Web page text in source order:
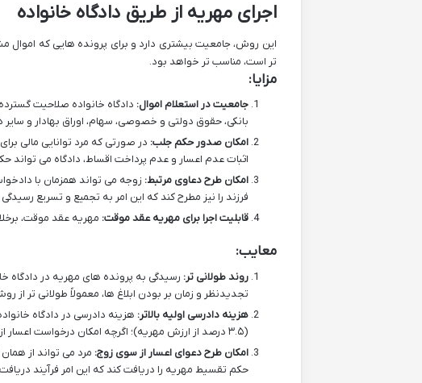
اجرای مهریه از طریق دادگاه خانواده
این روش، جامعیت بیشتری دارد و برای پرونده هایی که
تر است، مناسب تر خواهد بود.
مزایا:
جامعیت در استعلام اموال: دادگاه خانواده صلاحیت
بانکی، حقوق دولتی و خصوصی، سهام، اوراق بهادار و سایر
امکان صدور حکم جلب: در صورتی که مرد توانایی مالی
اثبات عدم اعسار و عدم پرداخت اقساط، دادگاه می تواند
امکان طرح دعاوی مرتبط: زوجه می تواند همزمان با
فرزند را نیز مطرح کند که این امر به تجمیع و تسریع
قابلیت اجرا برای مهریه عقد موقت: مهریه عقد موقت،
معایب:
روند طولانی تر: رسیدگی به پرونده های مهریه در دادگاه
تجدیدنظر و زمان بر بودن ابلاغ ها، معمولاً طولانی تر از
هزینه دادرسی اولیه بالاتر: هزینه دادرسی در دادگاه
(۳.۵ درصد از ارزش مهریه)؛ اگرچه امکان درخواست اعسار از پرداخت هزینه دادرسی وجود دارد.
امکان طرح دعوای اعسار از سوی زوج: مرد می تواند از
حکم تقسیط مهریه را دریافت کند که این امر فرآیند